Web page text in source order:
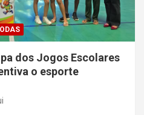
dos Jogos Escolares
o esporte